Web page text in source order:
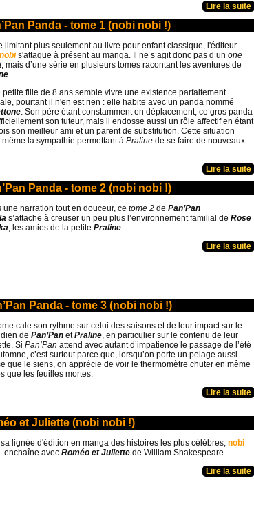
Lire la suite
Panda - tome 1 (nobi nobi !)
limitant plus seulement au livre pour enfant classique, l'éditeur
s'attaque à présent au manga. Il ne s’agit donc pas d’un one
, mais d’une série en plusieurs tomes racontant les aventures de
.
petite fille de 8 ans semble vivre une existence parfaitement
pourtant il n'en est rien : elle habite avec un panda nommé
. Son père étant constamment en déplacement, ce gros panda
son tuteur, mais il endosse aussi un rôle affectif en étant
son meilleur ami et un parent de substitution. Cette situation
la sympathie permettant à Praline de se faire de nouveaux
Lire la suite
Panda - tome 2 (nobi nobi !)
une narration tout en douceur, ce tome 2 de Pan’Pan
s’attache à creuser un peu plus l’environnement familial de Rose
, les amies de la petite Praline.
Lire la suite
Panda - tome 3 (nobi nobi !)
cale son rythme sur celui des saisons et de leur impact sur le
de Pan’Pan etPraline, en particulier sur le contenu de leur
Si Pan’Pan attend avec autant d’impatience le passage de l’été
c’est surtout parce que, lorsqu’on porte un pelage aussi
que le siens, on apprécie de voir le thermomètre chuter en même
que les feuilles mortes.
Lire la suite
et Juliette (nobi nobi !)
sa lignée d'édition en manga des histoires les plus célèbres, nobi
enchaîne avec Roméo et Juliette de William Shakespeare.
Lire la suite